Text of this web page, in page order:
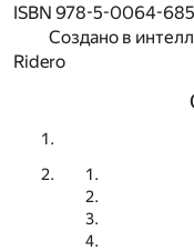
ISBN 978-5-0064-
Создано в
Ridero